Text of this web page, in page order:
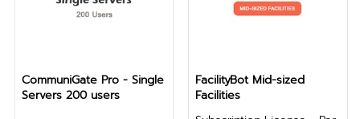
CommuniGate Pro - Single
Servers 200 users
FacilityBot Mid-sized
Facilities